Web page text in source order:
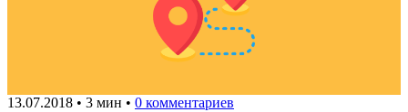
13.07.2018 • 3 мин • 0 комментариев